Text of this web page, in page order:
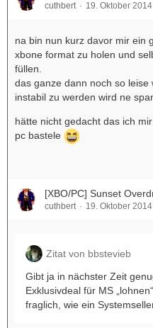
cuthbert 19. Oktober
na bin nun kurz davor mir ein
xbone format zu holen und
füllen.
das ganze dann noch so
instabil zu werden wird ne
hätte nicht gedacht das ich
pc bastele
[XBO/PC] Sunset
cuthbert 19. Oktober
Zitat von bbstevieb
Gibt ja in nächster Zeit
Exklusivdeal für MS
fraglich, wie ein